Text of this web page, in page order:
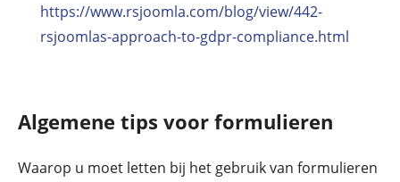
https://www.rsjoomla.com/blog/view/442-
rsjoomlas-approach-to-gdpr-compliance.html
Algemene tips voor formulieren
Waarop u moet letten bij het gebruik van formulieren